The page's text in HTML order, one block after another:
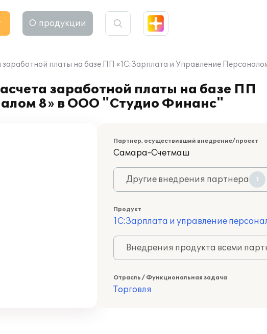
О продукции
заработной платы на базе ПП «1С:Зарплата и Управление
заработной платы на базе ПП
8» в ООО "Студио Финанс"
Партнер, осуществивший внедрение/проект
Самара-Счетмаш
Другие внедрения партнера 1
Продукт
1С:Зарплата и управление
Внедрения продукта всеми
Отрасль / Функциональная задача
Торговля